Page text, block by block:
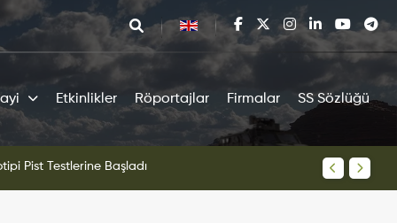
Etkinlikler Röportajlar Firmalar SS Sözlüğü
Pist Testlerine Başladı KAAN